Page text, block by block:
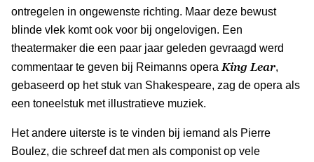
ontregelen in ongewenste richting. Maar deze bewust
blinde vlek komt ook voor bij ongelovigen. Een
theatermaker die een paar jaar geleden gevraagd werd
commentaar te geven bij Reimanns opera King Lear,
gebaseerd op het stuk van Shakespeare, zag de opera als
een toneelstuk met illustratieve muziek.
Het andere uiterste is te vinden bij iemand als Pierre
Boulez, die schreef dat men als componist op vele